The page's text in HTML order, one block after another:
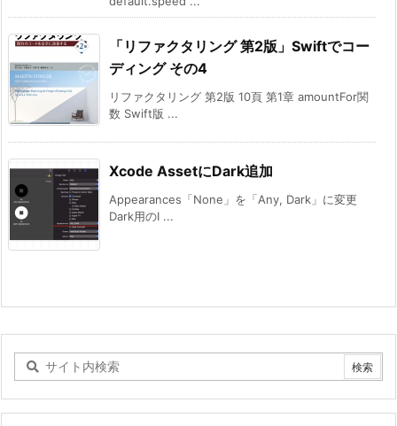
「リファクタリング 第2版」Swiftでコー
ディング その4
リファクタリング 第2版 10頁 第1章 amountFor関
数 Swift版 ...
Xcode AssetにDark追加
Appearances「None」を「Any, Dark」に変更
Dark用のI ...